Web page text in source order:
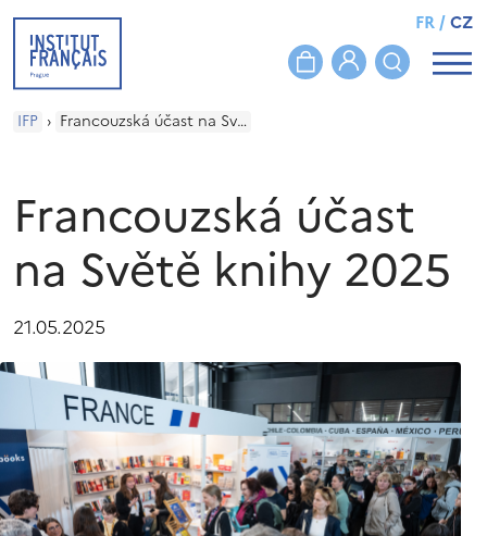
FR/CZ
IFP › Francouzská účast na Světě knihy 2025
Francouzská účast
na Světě knihy 2025
21.05.2025